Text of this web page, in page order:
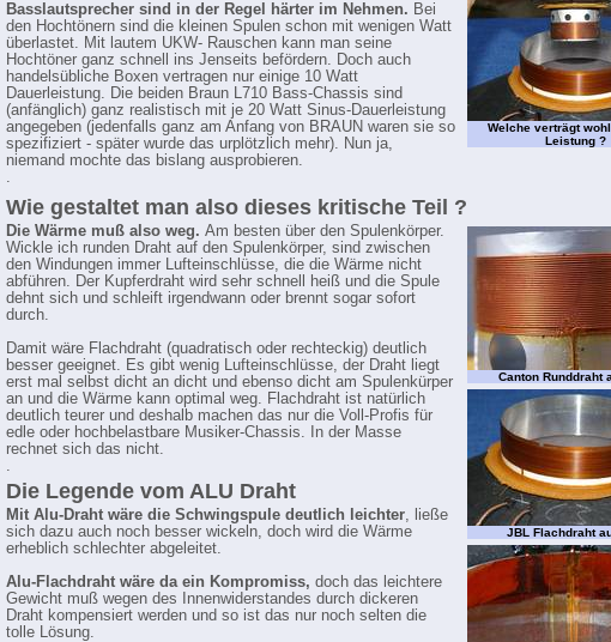
Welche verträgt
Leistung ?
Basslautsprecher sind in der Regel härter im Nehmen. Bei
den Hochtönern sind die kleinen Spulen schon mit wenigen Watt
überlastet. Mit lautem UKW- Rauschen kann man seine
Hochtöner ganz schnell ins Jenseits befördern. Doch auch
handelsübliche Boxen vertragen nur einige 10 Watt
Dauerleistung. Die beiden Braun L710 Bass-Chassis sind
(anfänglich) ganz realistisch mit je 20 Watt Sinus-Dauerleistung
angegeben (jedenfalls ganz am Anfang von BRAUN waren sie so
spezifiziert - später wurde das urplötzlich mehr). Nun ja,
niemand mochte das bislang ausprobieren.
.
Wie gestaltet man also dieses kritische Teil ?
Canton Runddraht
JBL Flachdraht
Die Wärme muß also weg. Am besten über den Spulenkörper.
Wickle ich runden Draht auf den Spulenkörper, sind zwischen
den Windungen immer Lufteinschlüsse, die die Wärme nicht
abführen. Der Kupferdraht wird sehr schnell heiß und die Spule
dehnt sich und schleift irgendwann oder brennt sogar sofort
durch.
Damit wäre Flachdraht (quadratisch oder rechteckig) deutlich
besser geeignet. Es gibt wenig Lufteinschlüsse, der Draht liegt
erst mal selbst dicht an dicht und ebenso dicht am Spulenkürper
an und die Wärme kann optimal weg. Flachdraht ist natürlich
deutlich teurer und deshalb machen das nur die Voll-Profis für
edle oder hochbelastbare Musiker-Chassis. In der Masse
rechnet sich das nicht.
.
Die Legende vom ALU Draht
Mit Alu-Draht wäre die Schwingspule deutlich leichter, ließe
sich dazu auch noch besser wickeln, doch wird die Wärme
erheblich schlechter abgeleitet.
Alu-Flachdraht wäre da ein Kompromiss, doch das leichtere
Gewicht muß wegen des Innenwiderstandes durch dickeren
Draht kompensiert werden und so ist das nur noch selten die
tolle Lösung.